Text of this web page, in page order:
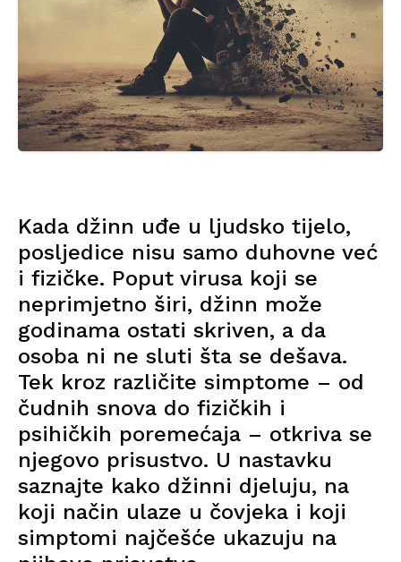
Kada džinn uđe u ljudsko tijelo,
posljedice nisu samo duhovne već
i fizičke. Poput virusa koji se
neprimjetno širi, džinn može
godinama ostati skriven, a da
osoba ni ne sluti šta se dešava.
Tek kroz različite simptome – od
čudnih snova do fizičkih i
psihičkih poremećaja – otkriva se
njegovo prisustvo. U nastavku
saznajte kako džinni djeluju, na
koji način ulaze u čovjeka i koji
simptomi najčešće ukazuju na